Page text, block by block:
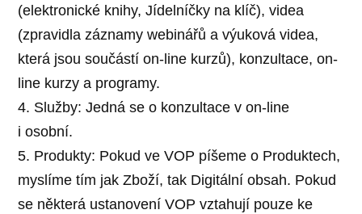
(elektronické knihy, Jídelníčky na klíč), videa
(zpravidla záznamy webinářů a výuková videa,
která jsou součástí on-line kurzů), konzultace, on-
line kurzy a programy.
4. Služby: Jedná se o konzultace v on-line
i osobní.
5. Produkty: Pokud ve VOP píšeme o Produktech,
myslíme tím jak Zboží, tak Digitální obsah. Pokud
se některá ustanovení VOP vztahují pouze ke